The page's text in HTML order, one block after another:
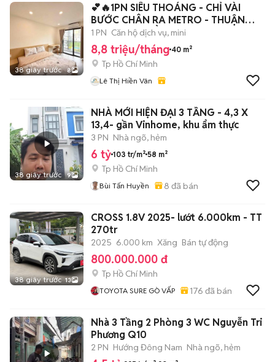
38 giây trước 8
💕🔥1PN SIÊU THOÁNG - CHỈ VÀI
BƯỚC CHÂN RA METRO - THUẬN
TIỆN DI CHUYỂN🚇
1 PN Căn hộ dịch vụ, mini
8,8 triệu/tháng 40 m²
Tp Hồ Chí Minh
Lê Thị Hiền Vân
38 giây trước 9
NHÀ MỚI HIỆN ĐẠI 3 TẦNG - 4,3 X
13,4- gần Vinhome, khu ẩm thực
3 PN Nhà ngõ, hẻm
6 tỷ 103 tr/m² 58 m²
Tp Hồ Chí Minh
Bùi Tấn Huyền 8 đã bán
38 giây trước 13
CROSS 1.8V 2025- lướt 6.000km - TT
270tr
2025 6.000 km Xăng Bán tự động
800.000.000 đ
Tp Hồ Chí Minh
TOYOTA SURE GÒ VẤP 176 đã bán
Nhà 3 Tầng 2 Phòng 3 WC Nguyễn Tri
Phương Q10
2 PN Hướng Đông Nam Nhà ngõ, hẻm